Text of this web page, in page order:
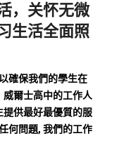
，关怀无微
生活全面照
確保我們的學生在
爾士高中的工作人
提供最好最優質的服
何問題, 我們的工作